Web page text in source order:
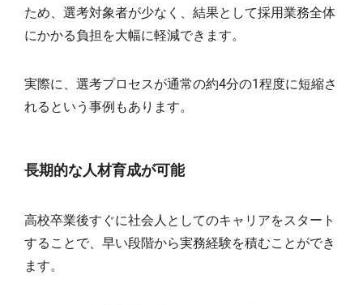
ため、選考対象者が少なく、結果として採用業務全体
にかかる負担を大幅に軽減できます。
実際に、選考プロセスが通常の約4分の1程度に短縮さ
れるという事例もあります。
長期的な人材育成が可能
高校卒業後すぐに社会人としてのキャリアをスタート
することで、早い段階から実務経験を積むことができ
ます。